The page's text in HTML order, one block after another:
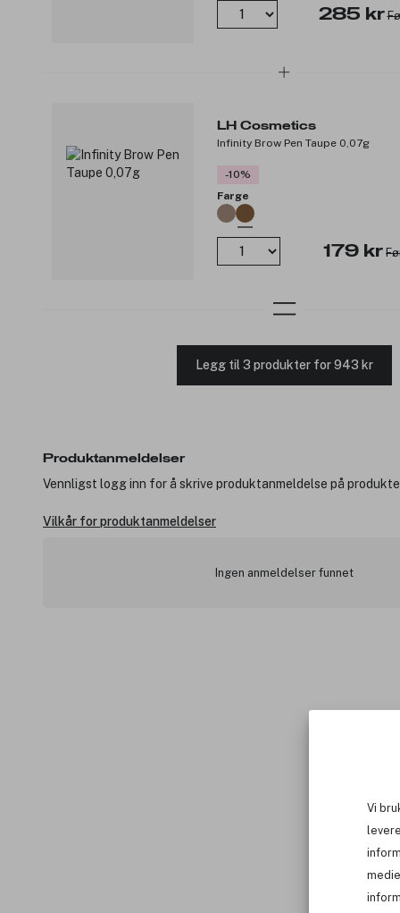
Vi
285 kr
LH Cosmetics
Infinity Brow Pen Taupe 0,07g
-10%
Farge
179 kr
Legg til 3 produkter for 943 kr
Produktanmeldelser
Vennligst logg inn for å skrive produktanmeldelse på
Vilkår for produktanmeldelser
Ingen anmeldelser funnet